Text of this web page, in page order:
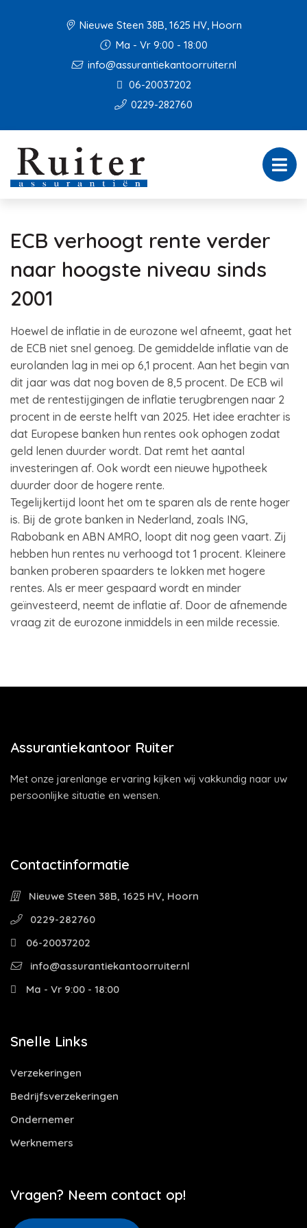
Nieuwe Steen 38B, 1625 HV, Hoorn
Ma - Vr 9:00 - 18:00
info@assurantiekantoorruiter.nl
06-20037202
0229-282760
ECB verhoogt rente verder
naar hoogste niveau sinds
2001
Hoewel de inflatie in de eurozone wel afneemt, gaat het
de ECB niet snel genoeg. De gemiddelde inflatie van de
eurolanden lag in mei op 6,1 procent. Aan het begin van
dit jaar was dat nog boven de 8,5 procent. De ECB wil
met de rentestijgingen de inflatie terugbrengen naar 2
procent in de eerste helft van 2025. Het idee erachter is
dat Europese banken hun rentes ook ophogen zodat
geld lenen duurder wordt. Dat remt het aantal
investeringen af. Ook wordt een nieuwe hypotheek
duurder door de hogere rente.
Tegelijkertijd loont het om te sparen als de rente hoger
is. Bij de grote banken in Nederland, zoals ING,
Rabobank en ABN AMRO, loopt dit nog geen vaart. Zij
hebben hun rentes nu verhoogd tot 1 procent. Kleinere
banken proberen spaarders te lokken met hogere
rentes. Als er meer gespaard wordt en minder
geïnvesteerd, neemt de inflatie af. Door de afnemende
vraag zit de eurozone inmiddels in een milde recessie.
Assurantiekantoor Ruiter
Met onze jarenlange ervaring kijken wij vakkundig naar uw
persoonlijke situatie en wensen.
Contactinformatie
Nieuwe Steen 38B, 1625 HV, Hoorn
0229-282760
06-20037202
info@assurantiekantoorruiter.nl
Ma - Vr 9:00 - 18:00
Snelle Links
Verzekeringen
Bedrijfsverzekeringen
Ondernemer
Werknemers
Vragen? Neem contact op!